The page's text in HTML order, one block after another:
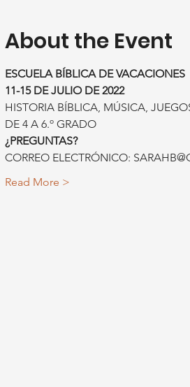
About the Event
ESCUELA BÍBLICA DE VACACIONES
11-15 DE JULIO DE 2022
HISTORIA BÍBLICA, MÚSICA,
DE 4 A 6.º GRADO
¿PREGUNTAS?
CORREO ELECTRÓNICO:
Read More >